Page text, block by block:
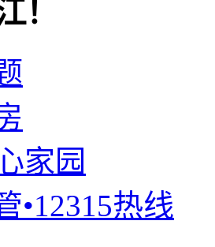
！
家园
•12315热线